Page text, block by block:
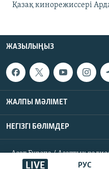
РУС
LIVE
Қазақ кинорежиссері
ЖАЗЫЛЫҢЫЗ
ЖАЛПЫ МӘЛІМЕТ
НЕГІЗГІ БӨЛІМДЕР
Азат Еуропа / Азаттық
құқықтары қорғалған